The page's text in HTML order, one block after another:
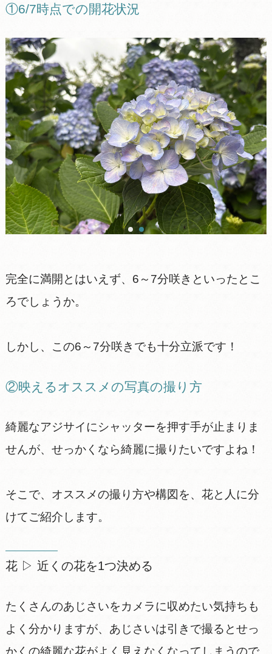
①6/7時点での開花状況
完全に満開とはいえず、6～7分咲きといったとこ
ろでしょうか。
しかし、この6～7分咲きでも十分立派です！
②映えるオススメの写真の撮り方
綺麗なアジサイにシャッターを押す手が止まりま
せんが、せっかくなら綺麗に撮りたいですよね！
そこで、オススメの撮り方や構図を、花と人に分
けてご紹介します。
花 ▷ 近くの花を1つ決める
たくさんのあじさいをカメラに収めたい気持ちも
よく分かりますが、あじさいは引きで撮るとせっ
かくの綺麗な花がよく見えなくなってしまうので